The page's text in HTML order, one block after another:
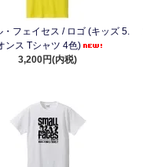
・フェイセス / ロゴ (キッズ 5.
ンス Tシャツ 4色)
3,200円(内税)